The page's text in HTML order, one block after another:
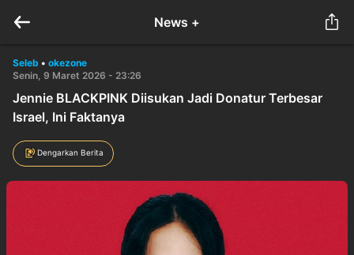
News +
Seleb • okezone
Senin, 9 Maret 2026 - 23:26
Jennie BLACKPINK Diisukan Jadi Donatur Terbesar
Israel, Ini Faktanya
Dengarkan Berita